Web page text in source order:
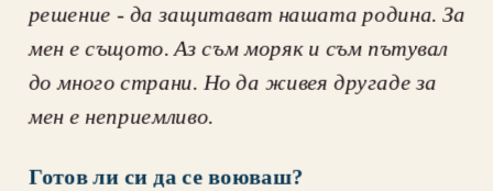
решение - да защитават нашата родина. За
мен е същото. Аз съм моряк и съм пътувал
до много страни. Но да живея другаде за
мен е неприемливо.
Готов ли си да се воюваш?